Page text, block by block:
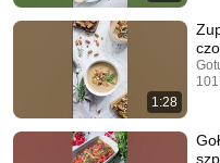
1:28